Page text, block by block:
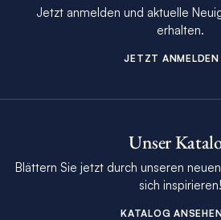
Jetzt anmelden und aktuelle
erhalten.
JETZT ANMELDEN
Unser
Blättern Sie jetzt durch unseren
sich inspirieren!
KATALOG